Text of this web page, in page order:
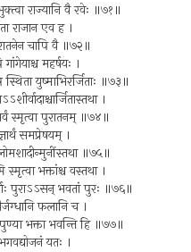
राज्यानि वै रवेः ॥७१॥
राजान एव ह ।
चापि वै ॥७२॥
महर्षयः ।
युष्माभिरर्जिताः ॥७३॥
।
स्मृत्वा पुरातनम् ॥७४॥
समप्रेषयम् ।
लोमशादीन्मुनींस्तथा ॥७५॥
भक्तांश्च वस्तथा ।
पुराऽऽसन् भवतां पुरः ॥७६॥
फलानि च ।
पुण्या भक्ता भवन्ति हि ॥७७॥
यतः ।